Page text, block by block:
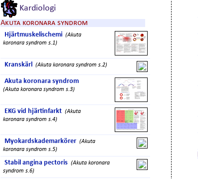
Kardiologi
Akuta koronara syndrom
Hjärtmuskelischemi (Akuta
koronara syndrom s.1)
Kranskärl (Akuta koronara syndrom s.2)
Akuta koronara syndrom
(Akuta koronara syndrom s.3)
EKG vid hjärtinfarkt (Akuta
koronara syndrom s.4)
Myokardskademarkörer (Akuta
koronara syndrom s.5)
Stabil angina pectoris (Akuta koronara
syndrom s.6)